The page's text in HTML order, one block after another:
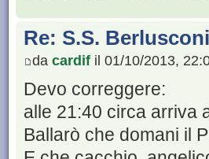
Re: S.S.
da cardif il 01/10/2013,
Devo correggere:
alle 21:40 circa arriva
Ballarò che domani il